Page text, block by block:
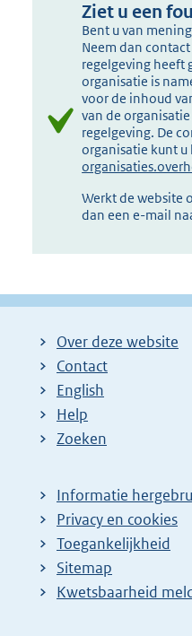
Ziet u een
Bent u van
Neem dan
regelgeving heeft
organisatie is
voor de inhoud
van de
regelgeving. De
organisatie kunt u
Werkt de website
dan een e-mail
Over deze website
Contact
English
Help
Zoeken
Informatie
Privacy en cookies
Toegankelijkheid
Sitemap
E
Kwetsbaarheid